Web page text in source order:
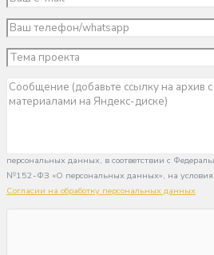
Нажимая кнопку «Отправить», я даю свое
персональных данных, в соответствии с
№152-ФЗ «О персональных данных», на
Согласии на обработку персональных данных